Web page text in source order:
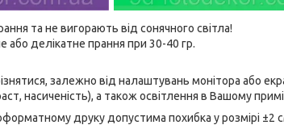
та не вигорають від сонячного світла!
або делікатне прання при 30-40 гр.
залежно від налаштувань монітора або
насиченість), а також освітлення в Вашому
друку допустима похибка у розмірі ±2